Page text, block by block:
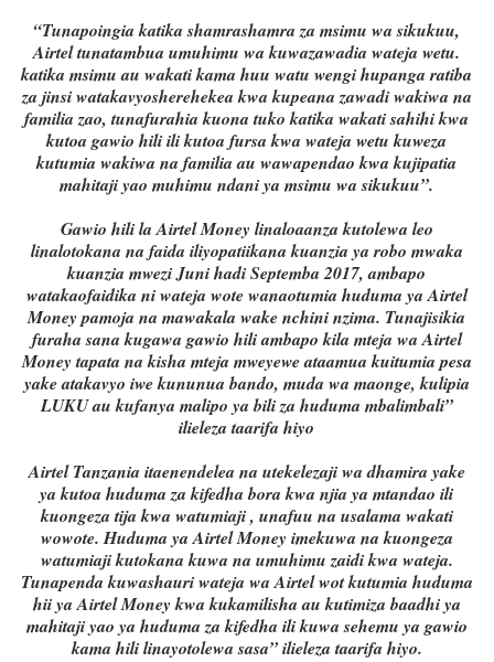
“Tunapoingia katika shamrashamra za msimu wa sikukuu,
Airtel tunatambua umuhimu wa kuwazawadia wateja wetu.
katika msimu au wakati kama huu watu wengi hupanga ratiba
za jinsi watakavyosherehekea kwa kupeana zawadi wakiwa na
familia zao, tunafurahia kuona tuko katika wakati sahihi kwa
kutoa gawio hili ili kutoa fursa kwa wateja wetu kuweza
kutumia wakiwa na familia au wawapendao kwa kujipatia
mahitaji yao muhimu ndani ya msimu wa sikukuu”.
Gawio hili la Airtel Money linaloaanza kutolewa leo
linalotokana na faida iliyopatiikana kuanzia ya robo mwaka
kuanzia mwezi Juni hadi Septemba 2017, ambapo
watakaofaidika ni wateja wote wanaotumia huduma ya Airtel
Money pamoja na mawakala wake nchini nzima. Tunajisikia
furaha sana kugawa gawio hili ambapo kila mteja wa Airtel
Money tapata na kisha mteja mweyewe ataamua kuitumia pesa
yake atakavyo iwe kununua bando, muda wa maonge, kulipia
LUKU au kufanya malipo ya bili za huduma mbalimbali”
ilieleza taarifa hiyo
Airtel Tanzania itaenendelea na utekelezaji wa dhamira yake
ya kutoa huduma za kifedha bora kwa njia ya mtandao ili
kuongeza tija kwa watumiaji , unafuu na usalama wakati
wowote. Huduma ya Airtel Money imekuwa na kuongeza
watumiaji kutokana kuwa na umuhimu zaidi kwa wateja.
Tunapenda kuwashauri wateja wa Airtel wot kutumia huduma
hii ya Airtel Money kwa kukamilisha au kutimiza baadhi ya
mahitaji yao ya huduma za kifedha ili kuwa sehemu ya gawio
kama hili linayotolewa sasa” ilieleza taarifa hiyo.